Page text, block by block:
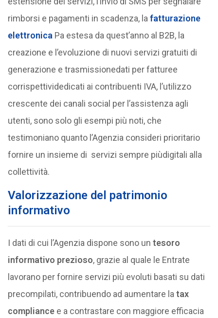
rimborsi e pagamenti in scadenza, la fatturazione
elettronica Pa estesa da quest’anno al B2B, la
creazione e l’evoluzione di nuovi servizi gratuiti di
generazione e trasmissionedati per fatturee
corrispettividedicati ai contribuenti IVA, l’utilizzo
crescente dei canali social per l’assistenza agli
utenti, sono solo gli esempi più noti, che
testimoniano quanto l’Agenzia consideri prioritario
fornire un insieme di servizi sempre piùdigitali alla
collettività.
Valorizzazione del patrimonio
informativo
I dati di cui l’Agenzia dispone sono un tesoro
informativo prezioso, grazie al quale le Entrate
lavorano per fornire servizi più evoluti basati su dati
precompilati, contribuendo ad aumentare la tax
compliancee a contrastare con maggiore efficacia